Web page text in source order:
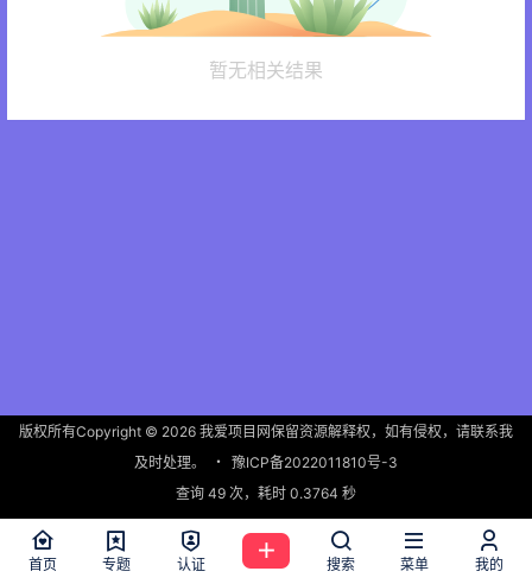
暂无相关结果
版权所有Copyright © 2026 我爱项目网保留资源解释权，如有侵权，请联系我
及时处理。
・ 豫ICP备2022011810号-3
查询 49 次，耗时 0.3764 秒
首页 专题 认证 搜索 菜单 我的